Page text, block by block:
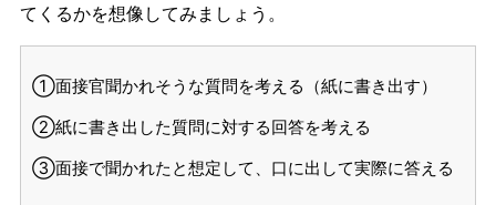
てくるかを想像してみましょう。
①面接官聞かれそうな質問を考える（紙に書き出す）
②紙に書き出した質問に対する回答を考える
③面接で聞かれたと想定して、口に出して実際に答える